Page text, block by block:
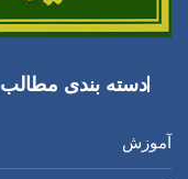
دسته بندی مطالب
آموزش